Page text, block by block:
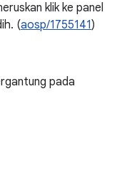
klik ke panel
(aosp/1755141)
pada